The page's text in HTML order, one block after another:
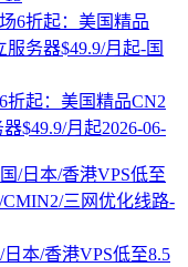
折起：美国精品CN2
$49.9/月起2026-06-
本/香港VPS低至8.5